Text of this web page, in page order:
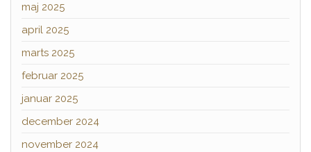
maj 2025
april 2025
marts 2025
februar 2025
januar 2025
december 2024
november 2024